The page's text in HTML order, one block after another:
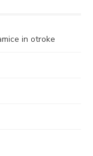
in otroke